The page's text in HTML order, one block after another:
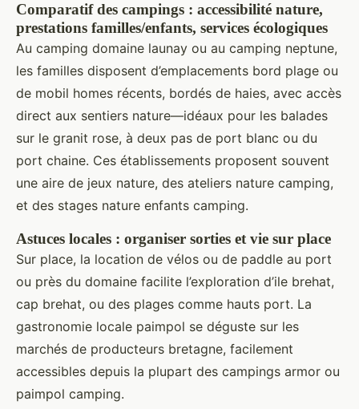
Comparatif des campings : accessibilité nature,
prestations familles/enfants, services écologiques
Au camping domaine launay ou au camping neptune,
les familles disposent d’emplacements bord plage ou
de mobil homes récents, bordés de haies, avec accès
direct aux sentiers nature—idéaux pour les balades
sur le granit rose, à deux pas de port blanc ou du
port chaine. Ces établissements proposent souvent
une aire de jeux nature, des ateliers nature camping,
et des stages nature enfants camping.
Astuces locales : organiser sorties et vie sur place
Sur place, la location de vélos ou de paddle au port
ou près du domaine facilite l’exploration d’ile brehat,
cap brehat, ou des plages comme hauts port. La
gastronomie locale paimpol se déguste sur les
marchés de producteurs bretagne, facilement
accessibles depuis la plupart des campings armor ou
paimpol camping.